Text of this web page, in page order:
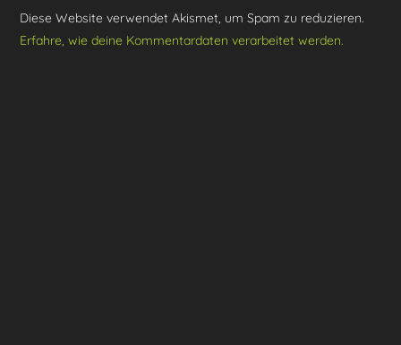
ein
(optional)
Diese Website verwendet Akismet, um Spam zu reduzieren.
Erfahre, wie deine Kommentardaten verarbeitet werden.